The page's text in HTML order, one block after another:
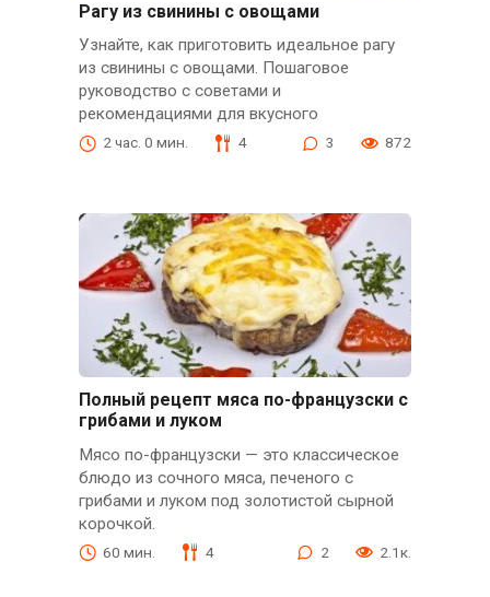
Рагу из свинины с овощами
Узнайте, как приготовить идеальное рагу
из свинины с овощами. Пошаговое
руководство с советами и
рекомендациями для вкусного
2 час. 0 мин. 4 3 872
Полный рецепт мяса по-французски с
грибами и луком
Мясо по-французски — это классическое
блюдо из сочного мяса, печеного с
грибами и луком под золотистой сырной
корочкой.
60 мин. 4 2 2.1к.